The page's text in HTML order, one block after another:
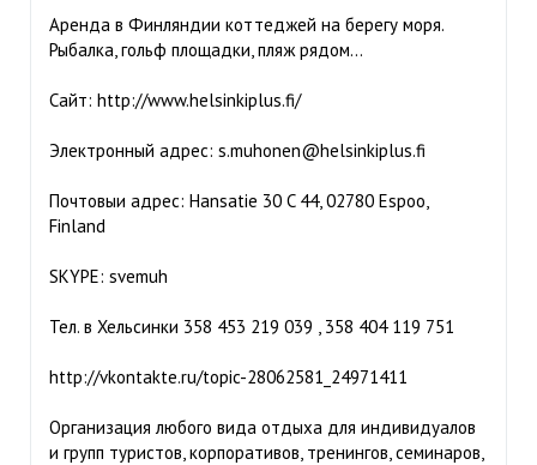
Аренда в Финляндии коттеджей на берегу моря.
Рыбалка, гольф площадки, пляж рядом...
Сайт: http://www.helsinkiplus.fi/
Электронный адрес: s.muhonen@helsinkiplus.fi
Почтовыи адрес: Hansatie 30 C 44, 02780 Espoo,
Finland
SKYPE: svemuh
Тел. в Хельсинки 358 453 219 039 , 358 404 119 751
http://vkontakte.ru/topic-28062581_24971411
Организация любого вида отдыха для индивидуалов
и групп туристов, корпоративов, тренингов, семинаров,